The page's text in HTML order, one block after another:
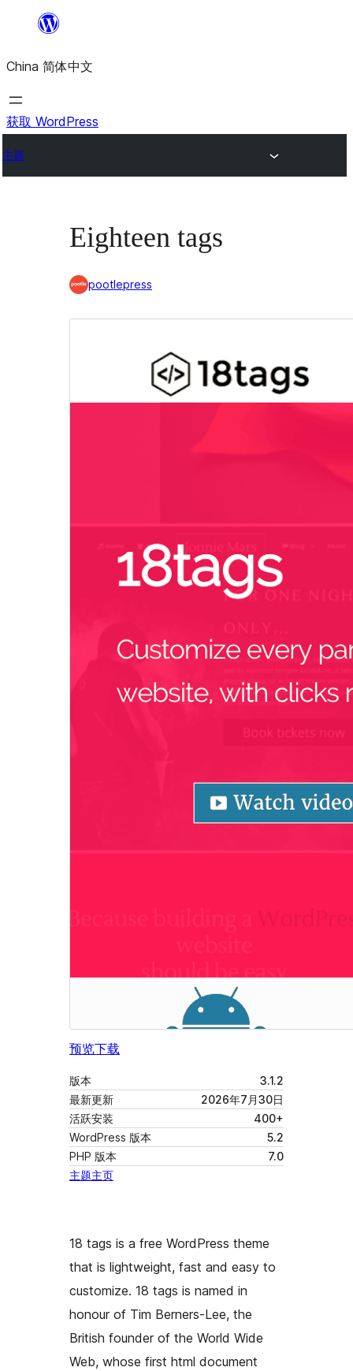
内
容
China 简体中文
获取 WordPress
主题
Eighteen tags
pootlepress
预览下载
版本
3.1.2
最新更新
2026年7月30日
活跃安装
400+
WordPress 版本
5.2
PHP 版本
7.0
主题主页
18 tags is a free WordPress theme
that is lightweight, fast and easy to
customize. 18 tags is named in
honour of Tim Berners-Lee, the
British founder of the World Wide
Web, whose first html document